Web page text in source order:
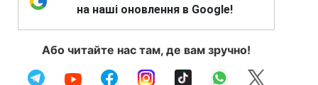
на наші оновлення в Google!
Або читайте нас там, де вам зручно!